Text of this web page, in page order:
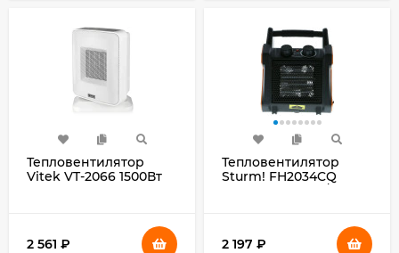
Тепловентилятор
Vitek VT-2066 1500Вт
2 561 ₽
Тепловентилятор
Sturm! FH2034CQ
2 197 ₽